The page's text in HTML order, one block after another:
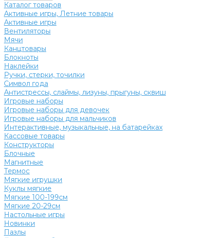
Каталог товаров
Активные игры, Летние товары
Активные игры
Вентиляторы
Мячи
Канцтовары
Блокноты
Наклейки
Ручки, стерки, точилки
Символ года
Антистрессы, слаймы, лизуны, прыгуны, сквиш
Игровые наборы
Игровые наборы для девочек
Игровые наборы для мальчиков
Интерактивные, музыкальные, на батарейках
Кассовые товары
Конструкторы
Блочные
Магнитные
Термос
Мягкие игрушки
Куклы мягкие
Мягкие 100-199см
Мягкие 20-29см
Настольные игры
Новинки
Пазлы